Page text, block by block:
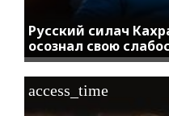
Русский силач
осознал свою
access_time